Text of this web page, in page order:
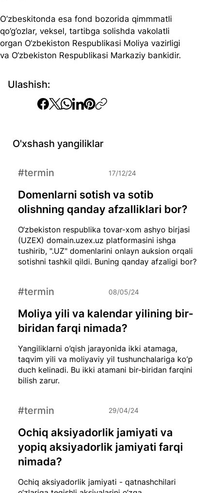
Ulashish:
O’zbeskitonda esa fond bozorida qimmmatli
qo’g’ozlar, veksel, tartibga solishda vakolatli
organ O‘zbekiston Respublikasi Moliya vazirligi
va O‘zbekiston Respublikasi Markaziy bankidir.
O'xshash yangiliklar
O‘zbekiston respublika tovar-xom ashyo birjasi
(UZEX) domain.uzex.uz platformasini ishga
tushirib, ".UZ" domenlarini onlayn auksion orqali
sotishni tashkil qildi. Buning qanday afzaligi bor?
Domenlarni sotish va sotib
olishning qanday afzalliklari bor?
#termin 17/12/24
Yangiliklarni o’qish jarayonida ikki atamaga,
taqvim yili va moliyaviy yil tushunchalariga ko’p
duch kelinadi. Bu ikki atamani bir-biridan farqini
bilish zarur.
Moliya yili va kalendar yilining bir-
biridan farqi nimada?
#termin 08/05/24
Ochiq aksiyadorlik jamiyati - qatnashchilari
Ochiq aksiyadorlik jamiyati va
yopiq aksiyadorlik jamiyati farqi
nimada?
#termin 29/04/24